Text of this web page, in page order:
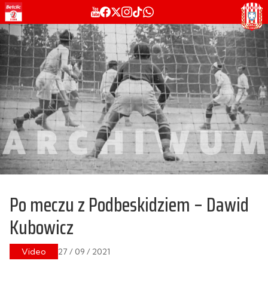
Po meczu z Podbeskidziem – Dawid
Kubowicz
Video 27 / 09 / 2021